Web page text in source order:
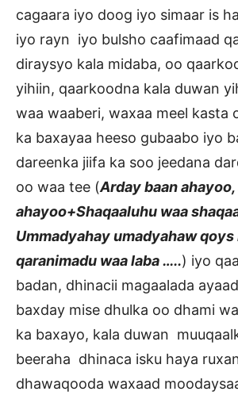
cagaara iyo doog iyo simaar is
iyo rayn iyo bulsho caafimaad
diraysyo kala midaba, oo
yihiin, qaarkoodna kala duwan
waa waaberi, waxaa meel kasta
ka baxayaa heeso gubaabo iyo
dareenka jiifa ka soo jeedana
oo waa tee (Arday baan
ahayoo+Shaqaaluhu waa
Ummadyahay umadyahaw qoys
qaranimadu waa laba …..) iyo
badan, dhinacii magaalada
baxday mise dhulka oo dhami
ka baxayo, kala duwan
beeraha dhinaca isku haya
dhawaqooda waxaad